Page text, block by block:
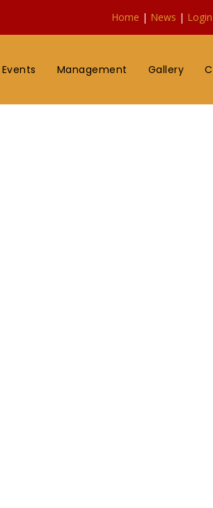
Home | News | Login
Events Management Gallery